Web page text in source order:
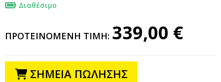
Διαθέσιμο
ΠΡΟΤΕΙΝΟΜΕΝΗ ΤΙΜΗ: 339,00 €
ΣΗΜΕΙΑ ΠΩΛΗΣΗΣ